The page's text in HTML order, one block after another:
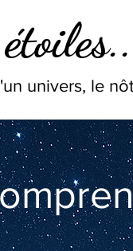
univers, le